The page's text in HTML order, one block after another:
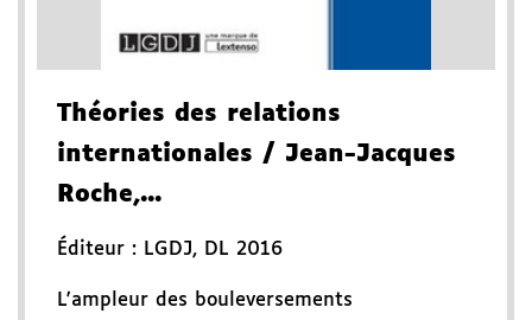
Théories des relations
internationales / Jean-Jacques
Roche,...
Éditeur : LGDJ, DL 2016
L'ampleur des bouleversements